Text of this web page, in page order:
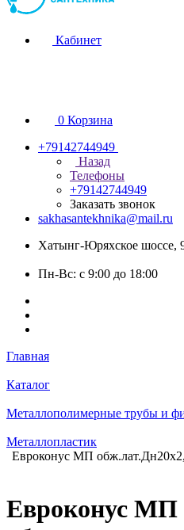
Кабинет
0 Корзина
+79142744949
Назад
Телефоны
+79142744949
Заказать звонок
sakhasantekhnika@mail.ru
Хатынг-Юряхское шоссе,
Пн-Вс: с 9:00 до 18:00
Главная
Каталог
Металлополимерные трубы и
Металлопластик
Евроконус МП
Евроконус МП